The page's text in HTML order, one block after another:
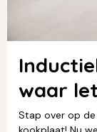
waar
Stap over op